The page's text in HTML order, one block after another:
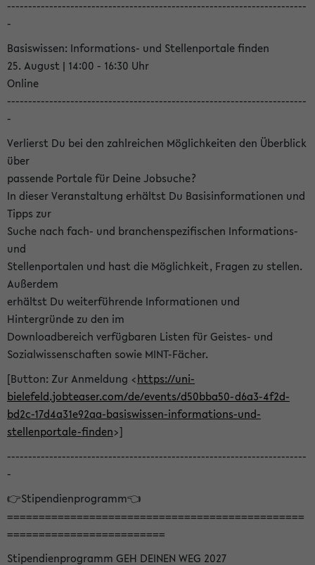
-----------------------------------------------------------------------
-
Basiswissen: Informations- und Stellenportale finden
25. August | 14:00 - 16:30 Uhr
Online
-----------------------------------------------------------------------
-
Verlierst Du bei den zahlreichen Möglichkeiten den Überblick
über
passende Portale für Deine Jobsuche?
In dieser Veranstaltung erhältst Du Basisinformationen und
Tipps zur
Suche nach fach- und branchenspezifischen Informations-
und
Stellenportalen und hast die Möglichkeit, Fragen zu stellen.
Außerdem
erhältst Du weiterführende Informationen und
Hintergründe zu den im
Downloadbereich verfügbaren Listen für Geistes- und
Sozialwissenschaften sowie MINT-Fächer.
[Button: Zur Anmeldung <https://uni-
bielefeld.jobteaser.com/de/events/d50bba50-d6a3-4f2d-
bd2c-17d4a31e92aa-basiswissen-informations-und-
stellenportale-finden>]
-----------------------------------------------------------------------
-
👉Stipendienprogramm👈
===============================================
=========================
Stipendienprogramm GEH DEINEN WEG 2027